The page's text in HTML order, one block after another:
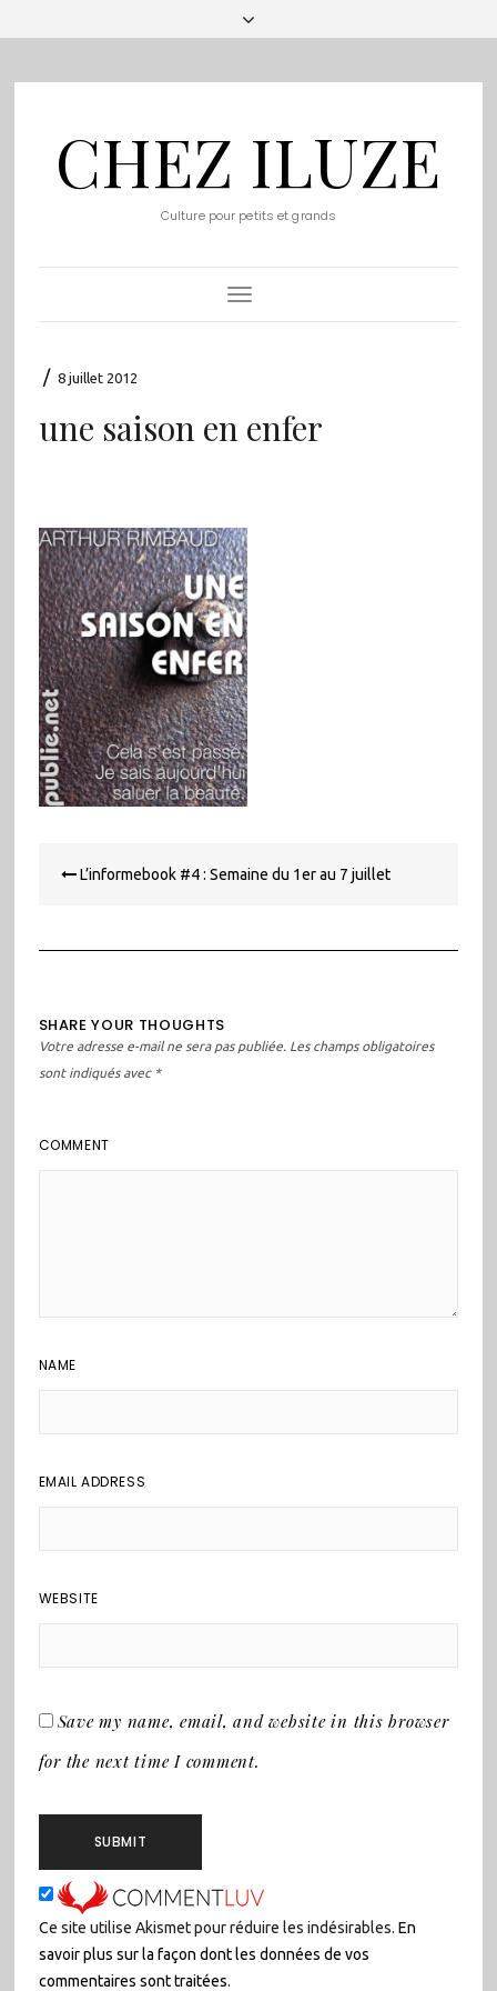
CHEZ ILUZE
Culture pour petits et grands
Toggle
Navigation
/ 8 juillet 2012
une saison en enfer
de L’informebook #4 : Semaine du 1er au 7 juillet
SHARE YOUR THOUGHTS
Votre adresse e-mail ne sera pas publiée. Les champs obligatoires
sont indiqués avec *
COMMENT
NAME
EMAIL ADDRESS
WEBSITE
Save my name, email, and website in this browser
for the next time I comment.
Ce site utilise Akismet pour réduire les indésirables. En
savoir plus sur la façon dont les données de vos
commentaires sont traitées.